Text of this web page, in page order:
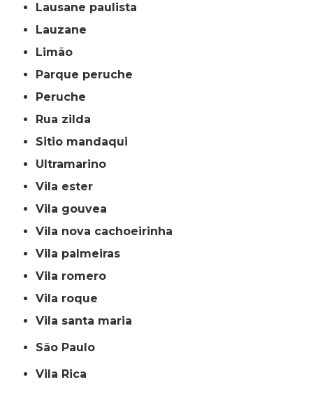
lausane paulista
lauzane
limão
parque peruche
peruche
rua zilda
sitio mandaqui
ultramarino
vila ester
vila gouvea
vila nova cachoeirinha
vila palmeiras
vila romero
vila roque
vila santa maria
São Paulo
Vila Rica